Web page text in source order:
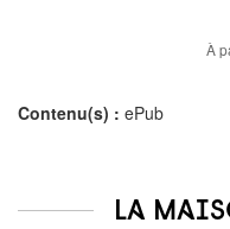
À
Contenu(s) : ePub
La